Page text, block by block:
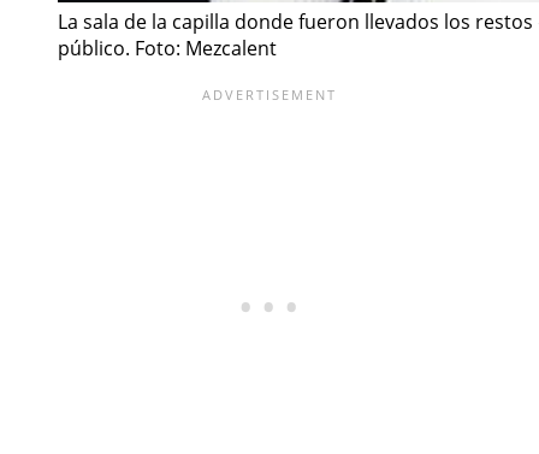
La sala de la capilla donde fueron llevados los
público. Foto: Mezcalent